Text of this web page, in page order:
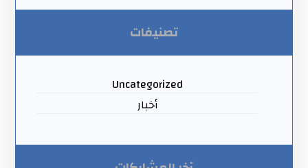
تصنيفات
Uncategorized
أخبار